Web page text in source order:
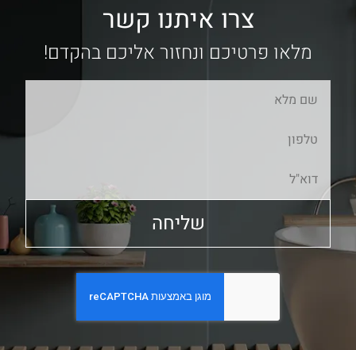
צרו איתנו קשר
מלאו פרטיכם ונחזור אליכם בהקדם!
שליחה